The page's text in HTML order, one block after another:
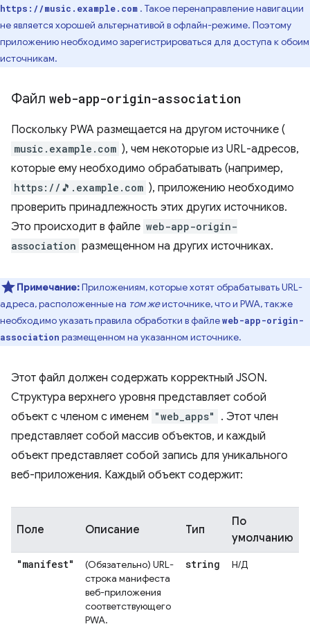
https://music.example.com . Такое перенаправление навигации
не является хорошей альтернативой в офлайн-режиме. Поэтому
приложению необходимо зарегистрироваться для доступа к обоим
источникам.
Файл web-app-origin-association
Поскольку PWA размещается на другом источнике (
music.example.com ), чем некоторые из URL-адресов,
которые ему необходимо обрабатывать (например,
https://🎵.example.com ), приложению необходимо
проверить принадлежность этих других источников.
Это происходит в файле web-app-origin-
association размещенном на других источниках.
Примечание:Приложениям, которые хотят обрабатывать URL-
адреса, расположенные на том жеисточнике, что и PWA, также
необходимо указать правила обработки в файлеweb-app-origin-
association размещенном на указанном источнике.
Этот файл должен содержать корректный JSON.
Структура верхнего уровня представляет собой
объект с членом с именем "web_apps"
. Этот член
представляет собой массив объектов, и каждый
объект представляет собой запись для уникального
веб-приложения. Каждый объект содержит:
Поле Описание Тип
По
умолчанию
"manifest"
(Обязательно) URL-
строка манифеста
веб-приложения
соответствующего
PWA.
string Н/Д